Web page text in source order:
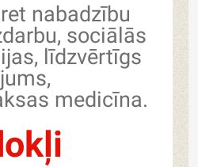
nabadzību
sociālās
līdzvērtīgs
medicīna.